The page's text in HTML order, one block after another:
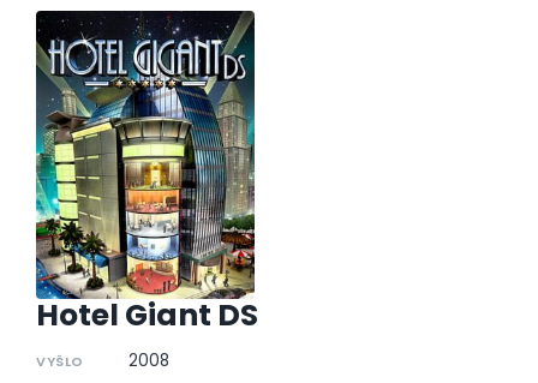
Hotel Giant DS
VYŠLO 2008